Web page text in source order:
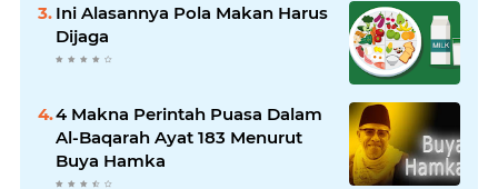
Ini Alasannya Pola Makan Harus
Dijaga
4 Makna Perintah Puasa Dalam
Al-Baqarah Ayat 183 Menurut
Buya Hamka